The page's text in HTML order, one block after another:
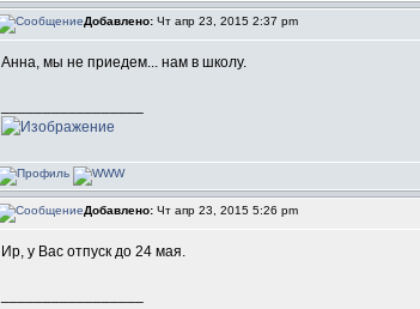
Добавлено: Чт апр 23, 2015 2:37 pm
Анна, мы не приедем... нам в школу.
Добавлено: Чт апр 23, 2015 5:26 pm
Ир, у Вас отпуск до 24 мая.